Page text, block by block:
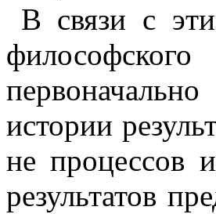
В связи с
истории
не процессов
результатов